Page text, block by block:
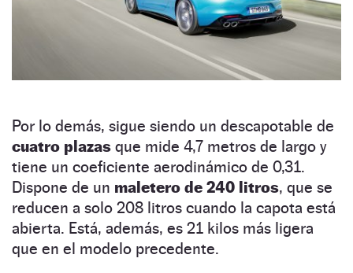
Por lo demás, sigue siendo un descapotable de
cuatro plazas que mide 4,7 metros de largo y
tiene un coeficiente aerodinámico de 0,31.
Dispone de un maletero de 240 litros, que se
reducen a solo 208 litros cuando la capota está
abierta. Está, además, es 21 kilos más ligera
que en el modelo precedente.